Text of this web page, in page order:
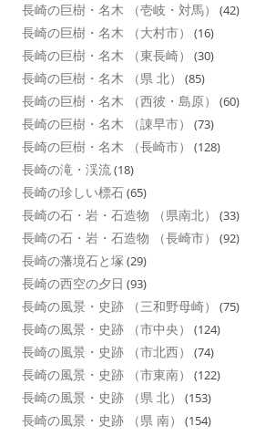
長崎の巨樹・名木 （壱岐・対馬） (42)
長崎の巨樹・名木 （大村市） (16)
長崎の巨樹・名木 （東長崎） (30)
長崎の巨樹・名木 （県 北） (85)
長崎の巨樹・名木 （西彼・島原） (60)
長崎の巨樹・名木 （諌早市） (73)
長崎の巨樹・名木 （長崎市） (128)
長崎の滝・渓流(18)
長崎の珍しい標石(65)
長崎の石・岩・石造物 （県南北） (33)
長崎の石・岩・石造物 （長崎市） (92)
長崎の藩境石と塚 (29)
長崎の西空の夕日 (93)
長崎の風景・史跡 （三和野母崎） (75)
長崎の風景・史跡 （市中央） (124)
長崎の風景・史跡 （市北西） (74)
長崎の風景・史跡 （市東南） (122)
長崎の風景・史跡 （県 北） (153)
長崎の風景・史跡 （県 南） (154)